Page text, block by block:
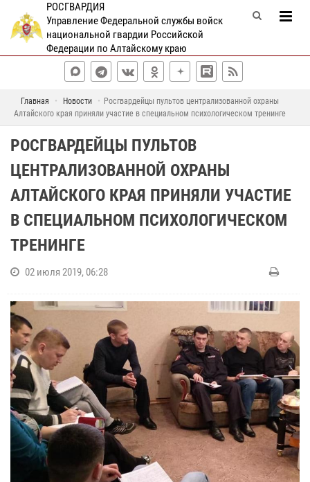
РОСГВАРДИЯ
Управление Федеральной службы войск
национальной гвардии Российской
Федерации по Алтайскому краю
Главная Новости
Росгвардейцы пультов централизованной охраны
Алтайского края приняли участие в специальном психологическом тренинге
РОСГВАРДЕЙЦЫ ПУЛЬТОВ
ЦЕНТРАЛИЗОВАННОЙ ОХРАНЫ
АЛТАЙСКОГО КРАЯ ПРИНЯЛИ УЧАСТИЕ
В СПЕЦИАЛЬНОМ ПСИХОЛОГИЧЕСКОМ
ТРЕНИНГЕ
02 июля 2019, 06:28